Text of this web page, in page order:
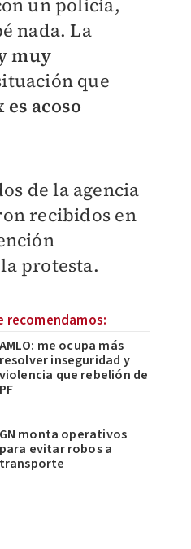
un policía,
nada. La
muy
que
es acoso
de la agencia
recibidos en
protesta.
recomendamos:
AMLO: me ocupa más
resolver inseguridad y
violencia que rebelión de
PF
GN monta operativos
para evitar robos a
transporte